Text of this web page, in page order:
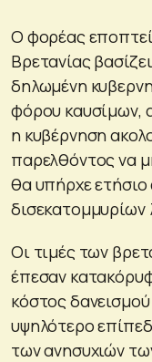
Ο φορέας
Βρετανίας
δηλωμένη
φόρου καυσίμων,
η κυβέρνηση
παρελθόντος να
θα υπήρχε ετήσιο
δισεκατομμυρίων
Οι τιμές των
έπεσαν
κόστος
υψηλότερο
των ανησυχιών